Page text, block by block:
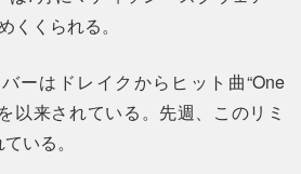
くくられる。
ーはドレイクからヒット曲“One
以来されている。先週、このリミ
いる。